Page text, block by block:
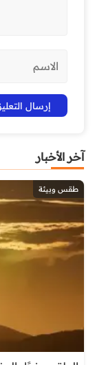
آخر الأخبار
طقس وبيئة